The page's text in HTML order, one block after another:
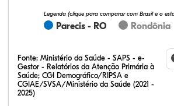
Parecis - RO Rondônia
Legenda (clique para comparar com Brasil e o
Fonte: Ministério da Saúde - SAPS - e-
Gestor - Relatórios da Atenção Primária à
Saúde; CGI Demográfico/RIPSA e
CGIAE/SVSA/Ministério da Saúde (2021 -
2025)